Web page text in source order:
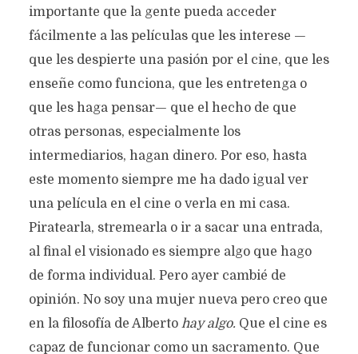
importante que la gente pueda acceder
fácilmente a las películas que les interese —
que les despierte una pasión por el cine, que les
enseñe como funciona, que les entretenga o
que les haga pensar— que el hecho de que
otras personas, especialmente los
intermediarios, hagan dinero. Por eso, hasta
este momento siempre me ha dado igual ver
una película en el cine o verla en mi casa.
Piratearla, stremearla o ir a sacar una entrada,
al final el visionado es siempre algo que hago
de forma individual. Pero ayer cambié de
opinión. No soy una mujer nueva pero creo que
en la filosofía de Alberto hay algo. Que el cine es
capaz de funcionar como un sacramento. Que